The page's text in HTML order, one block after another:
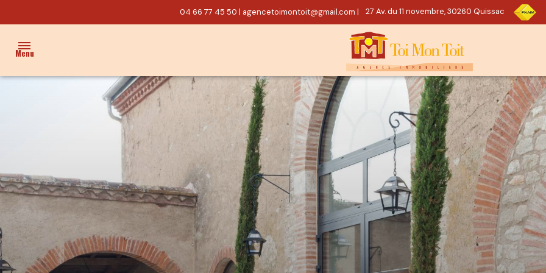
04 66 77 45 50 | agencetoimontoit@gmail.com | 27 Av. du 11 novembre, 30260 Quissac
Menu
MAISON
TERRAIN
ACTUALITÉS